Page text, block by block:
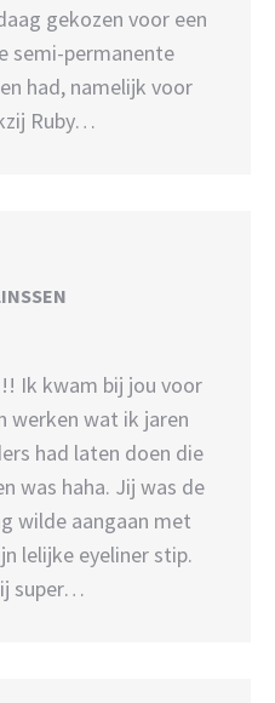
gekozen voor een
semi-permanente
had, namelijk voor
Ruby…
Ik kwam bij jou voor
werken wat ik jaren
had laten doen die
was haha. Jij was de
wilde aangaan met
lelijke eyeliner stip.
super…